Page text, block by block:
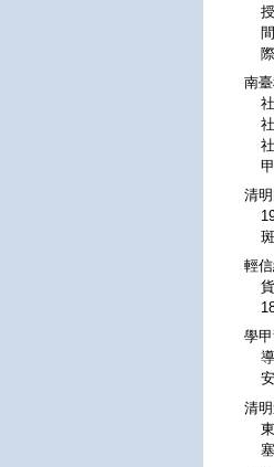
南
清
輕
學
清